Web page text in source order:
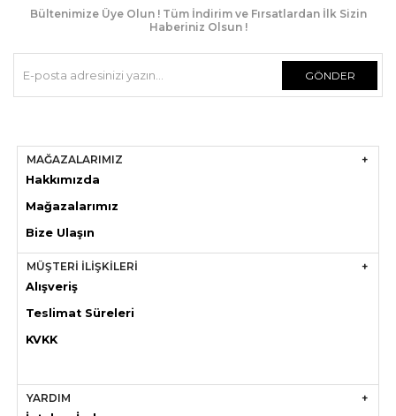
Bültenimize Üye Olun ! Tüm İndirim ve Fırsatlardan İlk Sizin
Haberiniz Olsun !
GÖNDER
MAĞAZALARIMIZ
Hakkımızda
Mağazalarımız
Bize Ulaşın
MÜŞTERİ İLİŞKİLERİ
Alışveriş
Teslimat Süreleri
KVKK
YARDIM